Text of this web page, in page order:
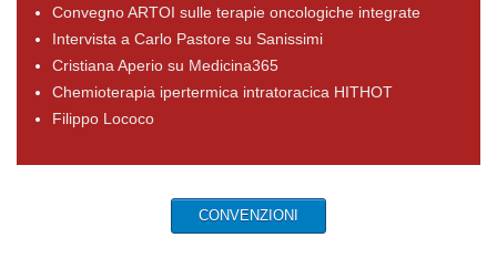
Convegno ARTOI sulle terapie oncologiche integrate
Intervista a Carlo Pastore su Sanissimi
Cristiana Aperio su Medicina365
Chemioterapia ipertermica intratoracica HITHOT
Filippo Lococo
CONVENZIONI